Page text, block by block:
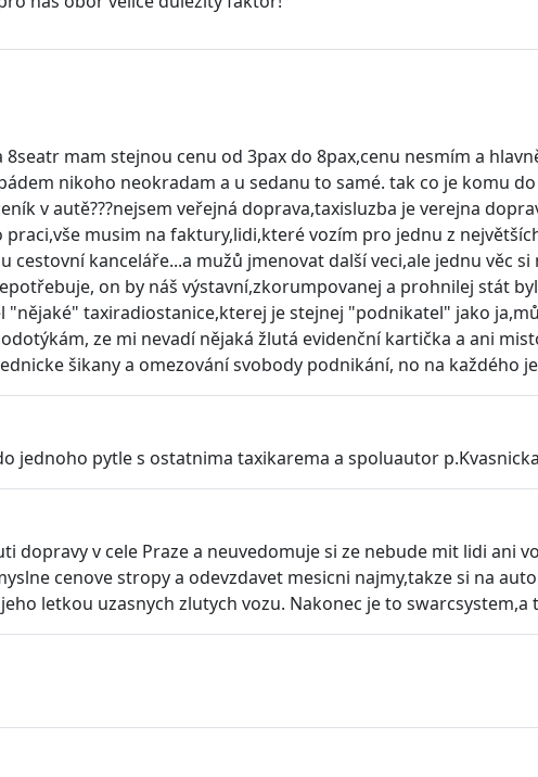
mam stejnou cenu od 3pax do 8pax,cenu nesmím a
nikoho neokradam a u sedanu to samé. tak co je komu
v autě???nejsem veřejná doprava,taxisluzba je verejna
musim na faktury,lidi,které vozím pro jednu z
kanceláře...a mužů jmenovat další veci,ale jednu věc
on by náš výstavní,zkorumpovanej a prohnilej stát
taxiradiostanice,kterej je stejnej "podnikatel" jako
ze mi nevadí nějaká žlutá evidenční kartička a ani
šikany a omezování svobody podnikání, no na každého
pytle s ostatnima taxikarema a spoluautor
v cele Praze a neuvedomuje si ze nebude mit lidi ani
cenove stropy a odevzdavet mesicni najmy,takze si na
letkou uzasnych zlutych vozu. Nakonec je to swarcsystem,a